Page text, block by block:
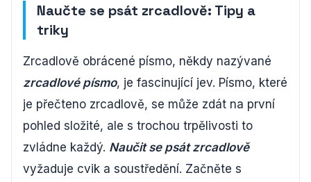
Naučte se psát zrcadlově: Tipy a
triky
Zrcadlově obrácené písmo, někdy nazývané
zrcadlové písmo, je fascinující jev. Písmo, které
je přečteno zrcadlově, se může zdát na první
pohled složité, ale s trochou trpělivosti to
zvládne každý. Naučit se psát zrcadlově
vyžaduje cvik a soustředění. Začněte s